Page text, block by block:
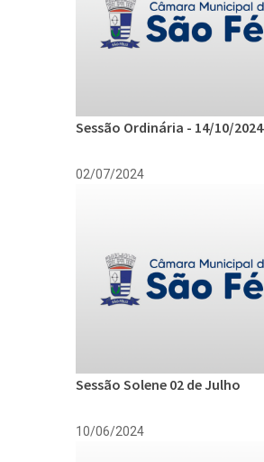
Sessão Ordinária - 14/10/2024
02/07/2024
Sessão Solene 02 de Julho
10/06/2024